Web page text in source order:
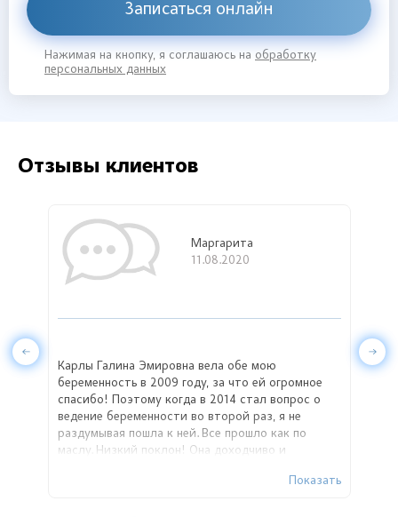
Записаться онлайн
Нажимая на кнопку, я соглашаюсь на обработку
персональных данных
Отзывы клиентов
Маргарита
11.08.2020
Карлы Галина Эмировна вела обе мою
беременность в 2009 году, за что ей огромное
спасибо! Поэтому когда в 2014 стал вопрос о
ведение беременности во второй раз, я не
раздумывая пошла к ней. Все прошло как по
маслу. Низкий поклон! Она доходчиво и
панике беременной. Советую теперь ее всемПоказать
Не